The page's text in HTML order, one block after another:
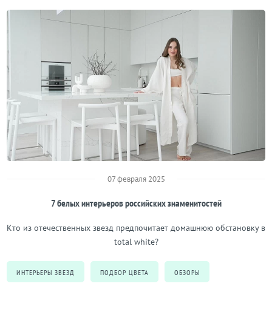
07 февраля 2025
7 белых интерьеров российских знаменитостей
Кто из отечественных звезд предпочитает домашнюю обстановку в
total white?
ИНТЕРЬЕРЫ ЗВЕЗД ПОДБОР ЦВЕТА ОБЗОРЫ